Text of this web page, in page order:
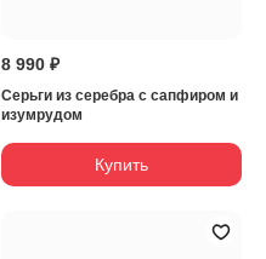
8 990 ₽
Серьги из серебра с сапфиром и
изумрудом
Купить